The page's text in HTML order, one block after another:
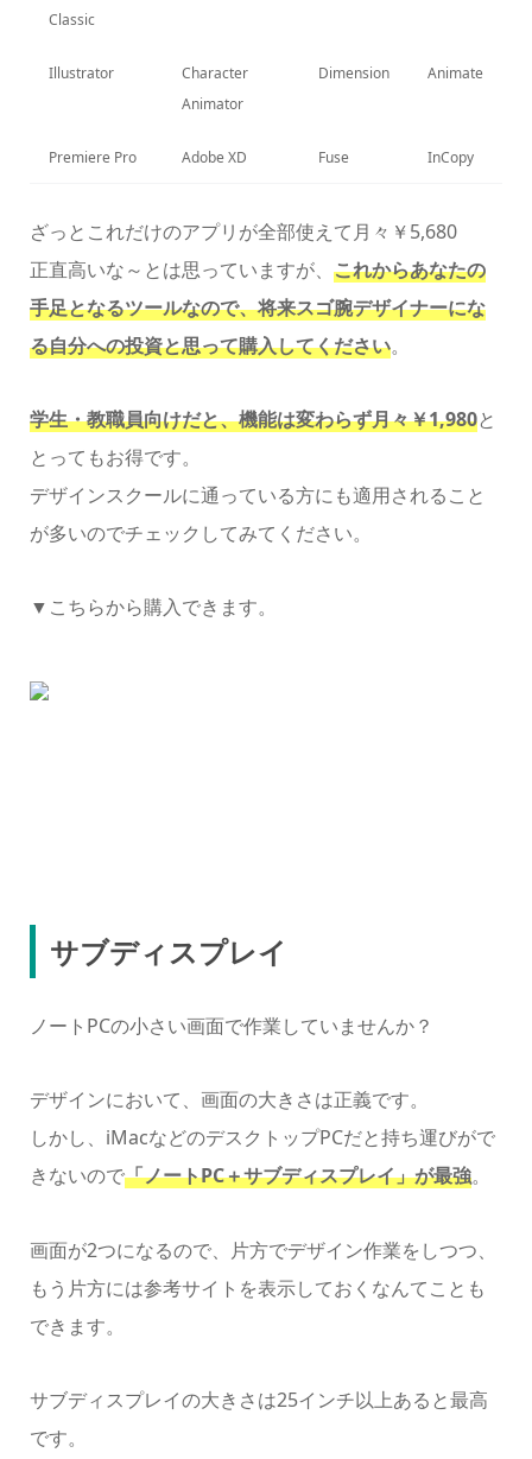
Classic
Illustrator
Character
Animator
Dimension Animate
Premiere Pro Adobe XD Fuse InCopy
ざっとこれだけのアプリが全部使えて月々￥5,680
正直高いな～とは思っていますが、 これからあなたの
手足となるツールなので、将来スゴ腕デザイナーにな
る自分への投資と思って購入してください。
学生・教職員向けだと、機能は変わらず月々￥1,980と
とってもお得です。
デザインスクールに通っている方にも適用されること
が多いのでチェックしてみてください。
▼こちらから購入できます。
サブディスプレイ
ノートPCの小さい画面で作業していませんか？
デザインにおいて、画面の大きさは正義です。
しかし、iMacなどのデスクトップPCだと持ち運びがで
きないので「ノートPC＋サブディスプレイ」が最強。
画面が2つになるので、片方でデザイン作業をしつつ、
もう片方には参考サイトを表示しておくなんてことも
できます。
サブディスプレイの大きさは25インチ以上あると最高
です。